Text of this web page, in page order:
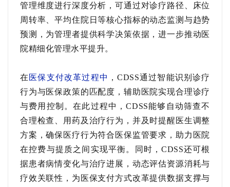
管理维度进行深度分析，可通过对诊疗路径、床位
周转率、平均住院日等核心指标的动态监测与趋势
预测，为管理者提供科学决策依据，进一步推动医
院精细化管理水平提升。
在 医保支付改革过程中 ，CDSS通过智能识别诊疗
行为与医保政策的匹配度，辅助医院实现合理诊疗
与费用控制。在此过程中，CDSS能够自动筛查不
合理检查、用药及治疗行为，并及时提醒医生调整
方案，确保医疗行为符合医保监管要求，助力医院
在控费与提质之间实现平衡。同时，CDSS还可根
据患者病情变化与治疗进展，动态评估资源消耗与
疗效关联性，为医保支付方式改革提供数据支撑与